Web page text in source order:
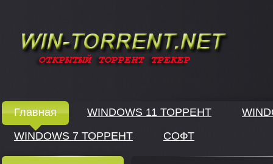
Главная WINDOWS 11 ТОРРЕНТ
WINDOWS 7 ТОРРЕНТ
СОФТ